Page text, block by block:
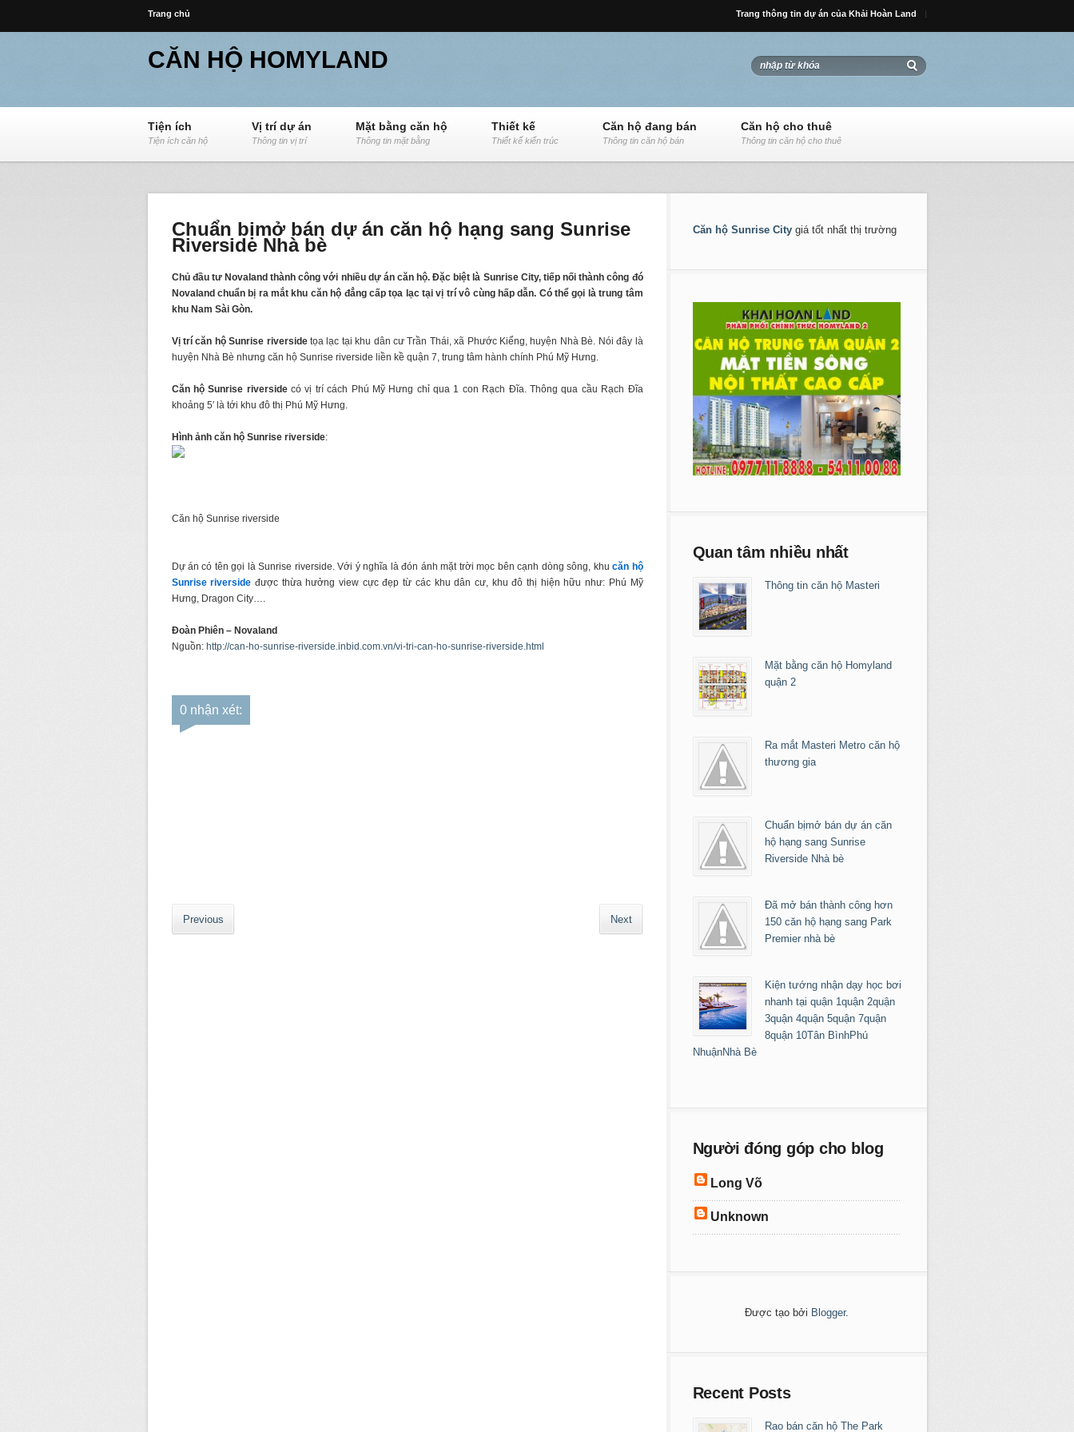
Trang chủ Trang thông tin dự án của Khải Hoàn Land
CĂN HỘ HOMYLAND
Tiện ích
Tiện ích căn hộ
Vị trí dự án
Thông tin vị trí
Mặt bằng căn hộ
Thông tin mặt bằng
Thiết kế
Thiết kế kiến trúc
Căn hộ đang bán
Thông tin căn hộ bán
Căn hộ cho thuê
Thông tin căn hộ cho thuê
Chuẩn bịmở bán dự án căn hộ hạng sang Sunrise
Riverside Nhà bè
Chủ đầu tư Novaland thành công với nhiều dự án căn hộ. Đặc biệt là Sunrise City, tiếp nối thành công đó
Novaland chuẩn bị ra mắt khu căn hộ đẳng cấp tọa lạc tại vị trí vô cùng hấp dẫn. Có thể gọi là trung tâm
khu Nam Sài Gòn.
Vị trí căn hộ Sunrise riversidetọa lạc tại khu dân cư Trần Thái, xã Phước Kiểng, huyện Nhà Bè. Nói đây là
huyện Nhà Bè nhưng căn hộ Sunrise riverside liền kề quận 7, trung tâm hành chính Phú Mỹ Hưng.
Căn hộ Sunrise riversidecó vị trí cách Phú Mỹ Hưng chỉ qua 1 con Rạch Đĩa. Thông qua cầu Rạch Đĩa
khoảng 5′ là tới khu đô thị Phú Mỹ Hưng.
Hình ảnh căn hộ Sunrise riverside:
Căn hộ Sunrise riverside
Dự án có tên gọi là Sunrise riverside. Với ý nghĩa là đón ánh mặt trời mọc bên cạnh dòng sông, khucăn hộ
Sunrise riverside được thừa hưởng view cực đẹp từ các khu dân cư, khu đô thị hiện hữu như: Phú Mỹ
Hưng, Dragon City….
Đoàn Phiên – Novaland
Nguồn: http://can-ho-sunrise-riverside.inbid.com.vn/vi-tri-can-ho-sunrise-riverside.html
0 nhận xét:
Previous Next
Căn hộ Sunrise Citygiá tốt nhất thị trường
Quan tâm nhiều nhất
Thông tin căn hộ Masteri
Mặt bằng căn hộ Homyland
quận 2
Ra mắt Masteri Metro căn hộ
thương gia
Chuẩn bịmở bán dự án căn
hộ hạng sang Sunrise
Riverside Nhà bè
Đã mở bán thành công hơn
150 căn hộ hạng sang Park
Premier nhà bè
Kiện tướng nhận dạy học bơi
nhanh tại quận 1quận 2quận
3quận 4quận 5quận 7quận
8quận 10Tân BìnhPhú
NhuậnNhà Bè
Người đóng góp cho blog
Long Võ
Unknown
Được tạo bởi Blogger.
Recent Posts
Rao bán căn hộ The Park